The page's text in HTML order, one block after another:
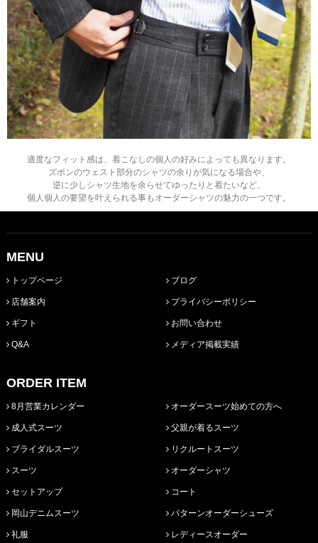
適度なフィット感は、着こなしの個人の好みによっても異なります。
ズボンのウェスト部分のシャツの余りが気になる場合や、
逆に少しシャツ生地を余らせてゆったりと着たいなど、
個人個人の要望を叶えられる事もオーダーシャツの魅力の一つです。
MENU
トップページ
店舗案内
ギフト
Q&A
ブログ
プライバシーポリシー
お問い合わせ
メディア掲載実績
ORDER ITEM
8月営業カレンダー
成人式スーツ
ブライダルスーツ
スーツ
セットアップ
岡山デニムスーツ
礼服
オーダースーツ始めての方へ
父親が着るスーツ
リクルートスーツ
オーダーシャツ
コート
パターンオーダーシューズ
レディースオーダー